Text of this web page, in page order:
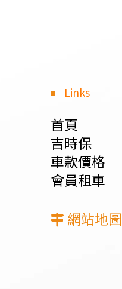
Links
首頁
吉時保
車款價格
會員租車
網站地圖